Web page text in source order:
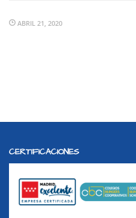
ABRIL 21, 2020
CERTIFICACIONES